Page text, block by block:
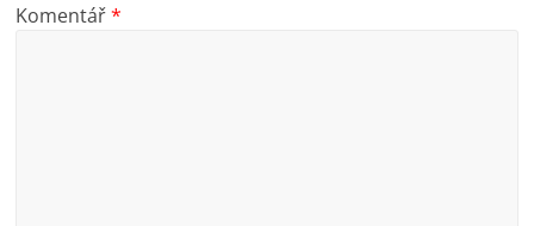
Komentář*